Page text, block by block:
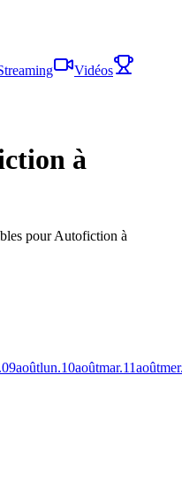
Vidéos
à
pour Autofiction à
09aoûtlun.10aoûtmar.11août